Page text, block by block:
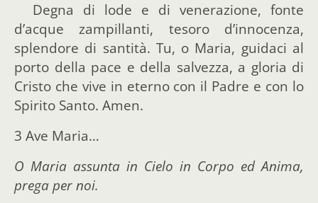
Degna di lode e di venerazione, fonte
d’acque zampillanti, tesoro d’innocenza,
splendore di santità. Tu, o Maria, guidaci al
porto della pace e della salvezza, a gloria di
Cristo che vive in eterno con il Padre e con lo
Spirito Santo. Amen.
3 Ave Maria…
O Maria assunta in Cielo in Corpo ed Anima,
prega per noi.